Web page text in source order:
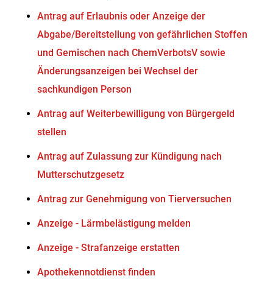
Antrag auf Erlaubnis oder Anzeige der
Abgabe/Bereitstellung von gefährlichen Stoffen
und Gemischen nach ChemVerbotsV sowie
Änderungsanzeigen bei Wechsel der
sachkundigen Person
Antrag auf Weiterbewilligung von Bürgergeld
stellen
Antrag auf Zulassung zur Kündigung nach
Mutterschutzgesetz
Antrag zur Genehmigung von Tierversuchen
Anzeige - Lärmbelästigung melden
Anzeige - Strafanzeige erstatten
Apothekennotdienst finden